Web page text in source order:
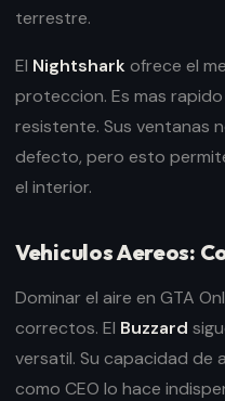
terrestre.
El Nightsharkofrece el
proteccion. Es mas
resistente. Sus ventanas
defecto, pero esto
el interior.
Vehiculos Aereos:
Dominar el aire en GTA
correctos. El Buzzard
versatil. Su capacidad de
como CEO lo hace